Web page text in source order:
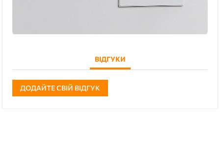
ВІДГУКИ
ДОДАЙТЕ СВІЙ ВІДГУК